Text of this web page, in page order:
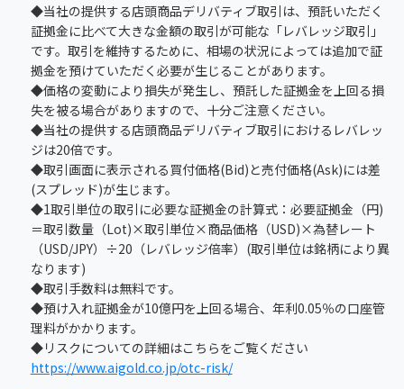
◆当社の提供する店頭商品デリバティブ取引は、預託いただく
証拠金に比べて大きな金額の取引が可能な「レバレッジ取引」
です。取引を維持するために、相場の状況によっては追加で証
拠金を預けていただく必要が生じることがあります。
◆価格の変動により損失が発生し、預託した証拠金を上回る損
失を被る場合がありますので、十分ご注意ください。
◆当社の提供する店頭商品デリバティブ取引におけるレバレッ
ジは20倍です。
◆取引画面に表示される買付価格(Bid)と売付価格(Ask)には差
(スプレッド)が生じます。
◆1取引単位の取引に必要な証拠金の計算式：必要証拠金（円)
＝取引数量（Lot)×取引単位×商品価格（USD)×為替レート
（USD/JPY）÷20（レバレッジ倍率）(取引単位は銘柄により異
なります)
◆取引手数料は無料です。
◆預け入れ証拠金が10億円を上回る場合、年利0.05％の口座管
理料がかかります。
◆リスクについての詳細はこちらをご覧ください
https://www.aigold.co.jp/otc-risk/